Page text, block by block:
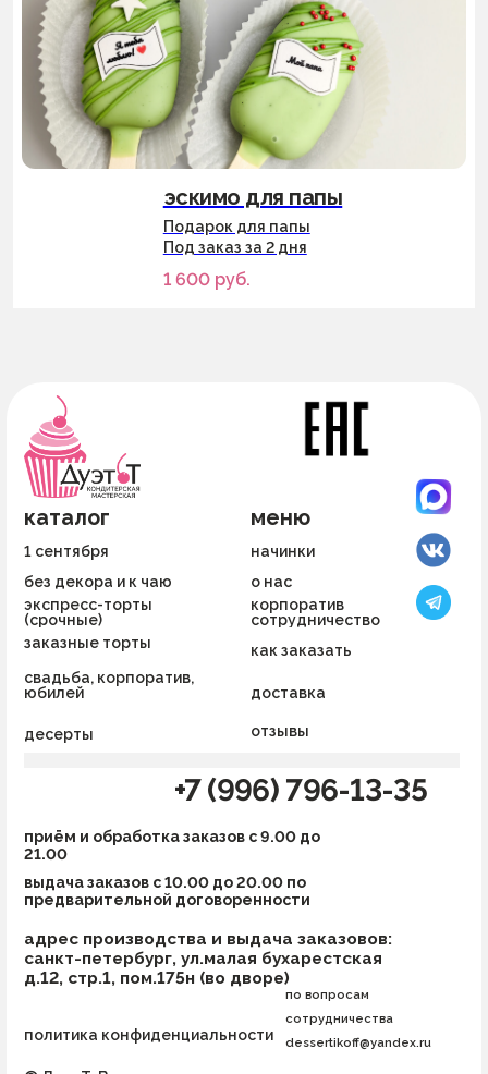
эскимо для папы
Подарок для папы
Под заказ за 2 дня
1 600 руб.